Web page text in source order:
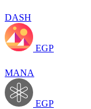
DASH
EGP
MANA
EGP